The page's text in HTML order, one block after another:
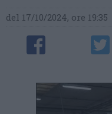
del 17/10/2024, ore 19:35